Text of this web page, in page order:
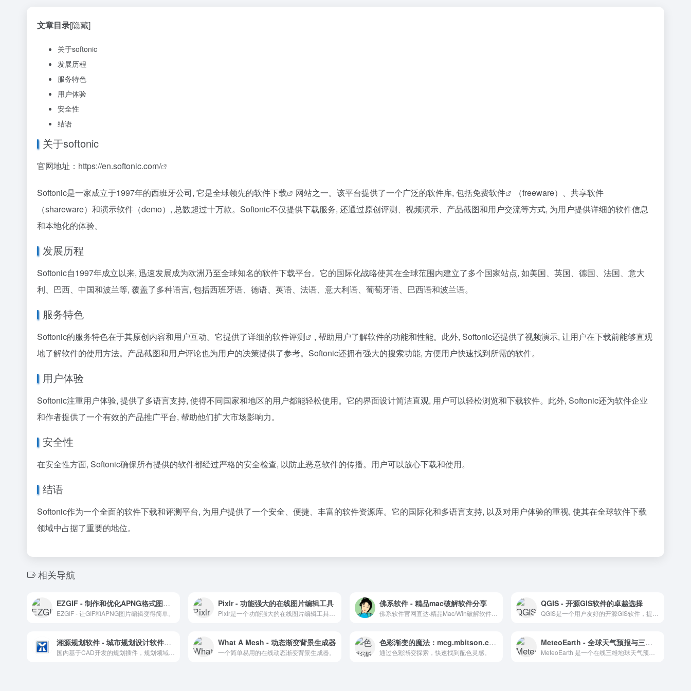
文章目录[隐藏]
关于softonic
发展历程
服务特色
用户体验
安全性
结语
关于softonic
官网地址： https://en.softonic.com/
Softonic是一家成立于1997年的西班牙公司, 它是全球领先的软件下载 网站之一。该平台提供了一个广泛的软件库, 包括免费软件
（freeware）、共享软件
（shareware）和演示软件（demo）, 总数超过十万款。Softonic不仅提供下载服务, 还通过原创评测、视频演示、产品截图和用户交流等方式, 为用户提供详细的软件信息
和本地化的体验。
发展历程
Softonic自1997年成立以来, 迅速发展成为欧洲乃至全球知名的软件下载平台。它的国际化战略使其在全球范围内建立了多个国家站点, 如美国、英国、德国、法国、意大
利、巴西、中国和波兰等, 覆盖了多种语言, 包括西班牙语、德语、英语、法语、意大利语、葡萄牙语、巴西语和波兰语。
服务特色
Softonic的服务特色在于其原创内容和用户互动。它提供了详细的软件评测
, 帮助用户了解软件的功能和性能。此外, Softonic还提供了视频演示, 让用户在下载前能够直观
地了解软件的使用方法。产品截图和用户评论也为用户的决策提供了参考。Softonic还拥有强大的搜索功能, 方便用户快速找到所需的软件。
用户体验
Softonic注重用户体验, 提供了多语言支持, 使得不同国家和地区的用户都能轻松使用。它的界面设计简洁直观, 用户可以轻松浏览和下载软件。此外, Softonic还为软件企业
和作者提供了一个有效的产品推广平台, 帮助他们扩大市场影响力。
安全性
在安全性方面, Softonic确保所有提供的软件都经过严格的安全检查, 以防止恶意软件的传播。用户可以放心下载和使用。
结语
Softonic作为一个全面的软件下载和评测平台, 为用户提供了一个安全、便捷、丰富的软件资源库。它的国际化和多语言支持, 以及对用户体验的重视, 使其在全球软件下载
领域中占据了重要的地位。
相关导航
EZGIF - 制作和优化APNG格式图片的在线工具
EZGIF - 让GIF和APNG图片编辑变得简单。
Pixlr - 功能强大的在线图片编辑工具 佛系软件 - 精品mac破解软件分享 QGIS - 开源GIS软件的卓越选择
湘源规划软件 - 城市规划设计软件专家 What A Mesh - 动态渐变背景生成器
一个简单易用的在线动态渐变背景生成器。
色彩渐变的魔法：mcg.mbitson.com 探索
通过色彩渐变探索，快速找到配色灵感。
MeteoEarth - 全球天气预报与三维动态效果